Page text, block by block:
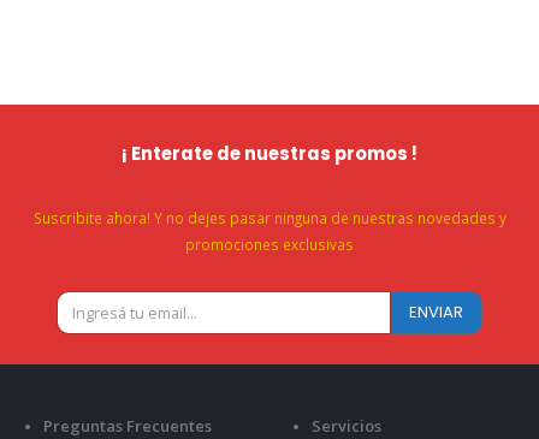
¡ Enterate de nuestras promos !
Suscribite ahora! Y no dejes pasar ninguna de nuestras novedades y
promociones exclusivas
Preguntas Frecuentes
Servicios